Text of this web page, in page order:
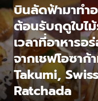
บินลัดฟ้ามาทำอ
ต้อนรับฤดูใบ
เวลาที่อาหาร
จากเชฟโอซาก้
Takumi,
Ratchada